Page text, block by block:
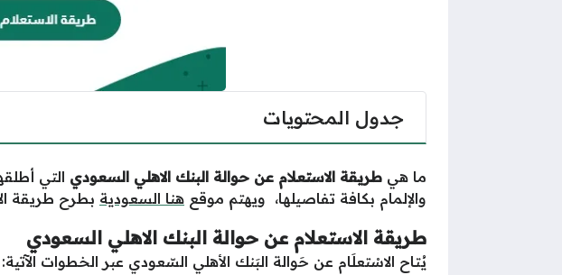
جدول المحتويات
ما هي طريقة الاستعلام عن حوالة البنك الاهلي السعودي التي
والإلمام بكافة تفاصيلها، ويهتم موقع هنا السعودية بطرح طريقة
طريقة الاستعلام عن حوالة البنك الاهلي السعودي
يُتاح الاسْتعلَام عن حَوالة البَنك الأهلي السّعودي عبر الخطوات الآتية: